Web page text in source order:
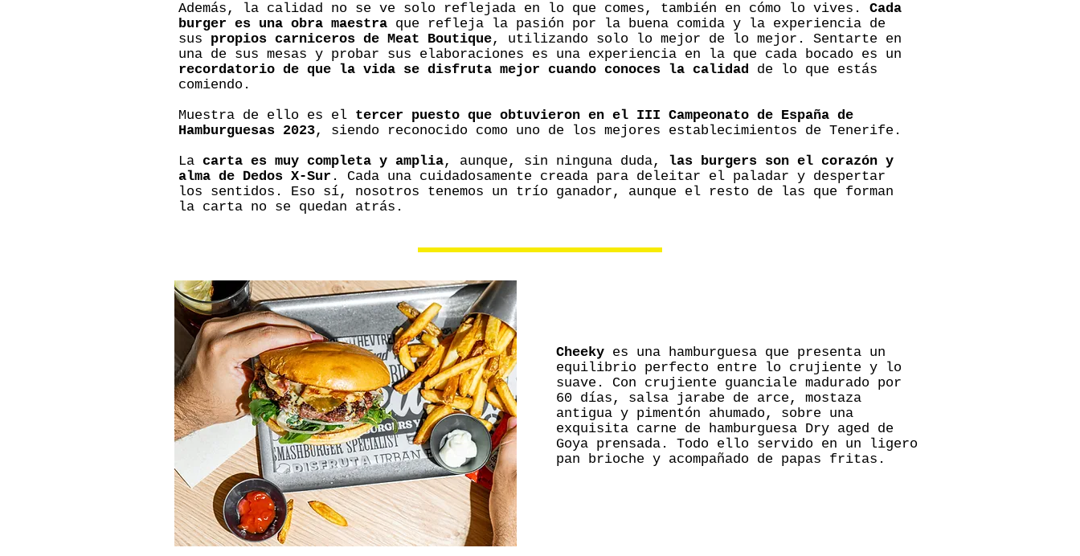
Además, la calidad no se ve solo reflejada en lo que comes, también en cómo lo vives. Cada
burger es una obra maestra que refleja la pasión por la buena comida y la experiencia de
sus propios carniceros de Meat Boutique, utilizando solo lo mejor de lo mejor. Sentarte en
una de sus mesas y probar sus elaboraciones es una experiencia en la que cada bocado es un
recordatorio de que la vida se disfruta mejor cuando conoces la calidad de lo que estás
comiendo.
Muestra de ello es el tercer puesto que obtuvieron en el III Campeonato de España de
Hamburguesas 2023, siendo reconocido como uno de los mejores establecimientos de Tenerife.
La carta es muy completa y amplia, aunque, sin ninguna duda, las burgers son el corazón y
alma de Dedos X-Sur . Cada una cuidadosamente creada para deleitar el paladar y despertar
los sentidos. Eso sí, nosotros tenemos un trío ganador, aunque el resto de las que forman
la carta no se quedan atrás.
Cheeky es una hamburguesa que presenta un
equilibrio perfecto entre lo crujiente y lo
suave. Con crujiente guanciale madurado por
60 días, salsa jarabe de arce, mostaza
antigua y pimentón ahumado, sobre una
exquisita carne de hamburguesa Dry aged de
Goya prensada. Todo ello servido en un ligero
pan brioche y acompañado de papas fritas.